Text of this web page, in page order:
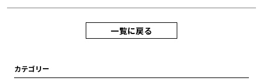
一覧に戻る
カテゴリー